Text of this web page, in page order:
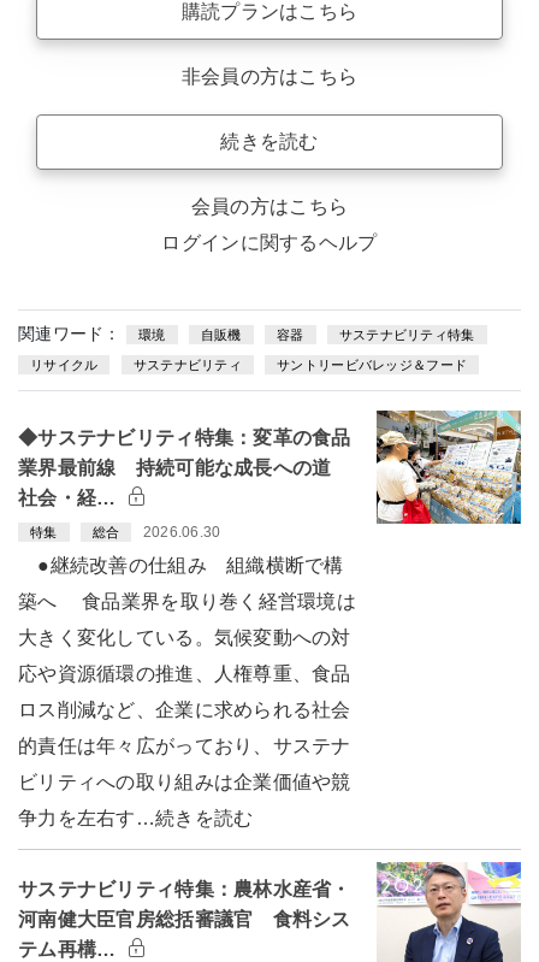
購読プランはこちら
非会員の方はこちら
続きを読む
会員の方はこちら
ログインに関するヘルプ
関連ワード： 環境 自販機 容器 サステナビリティ特集
リサイクル サステナビリティ サントリービバレッジ＆フード
◆サステナビリティ特集：変革の食品
業界最前線 持続可能な成長への道
社会・経…
特集 総合 2026.06.30
●継続改善の仕組み 組織横断で構
築へ 食品業界を取り巻く経営環境は
大きく変化している。気候変動への対
応や資源循環の推進、人権尊重、食品
ロス削減など、企業に求められる社会
的責任は年々広がっており、サステナ
ビリティへの取り組みは企業価値や競
争力を左右す…続きを読む
サステナビリティ特集：農林水産省・
河南健大臣官房総括審議官 食料シス
テム再構…